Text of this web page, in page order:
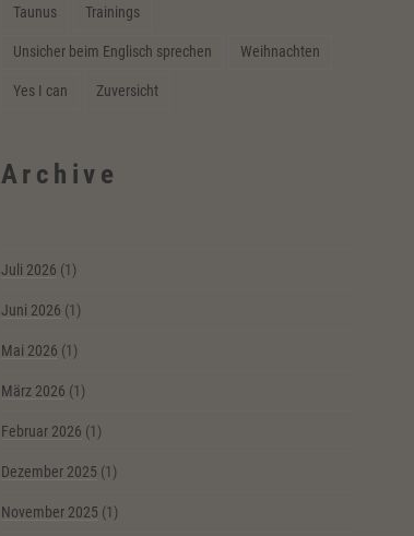
Taunus Trainings
Unsicher beim Englisch sprechen Weihnachten
Yes I can Zuversicht
Archive
Juli 2026 (1)
Juni 2026 (1)
Mai 2026 (1)
März 2026 (1)
Februar 2026 (1)
Dezember 2025 (1)
November 2025 (1)